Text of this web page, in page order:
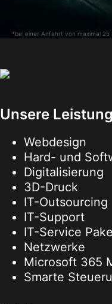
*bei einer Anfahrt von maximal 25
Unsere
Webdesign
Hard- und
Digitalisierung
3D-Druck
IT-Outsourcing
IT-Support
IT-Service
Netzwerke
Microsoft 365
Smarte